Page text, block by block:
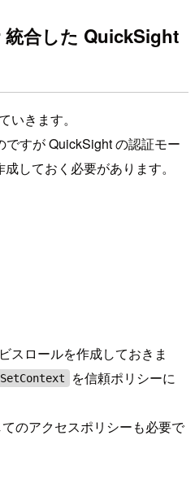
合した QuickSight
いきます。
すが QuickSight の認証モー
しておく必要があります。
スロールを作成しておきま
を信頼ポリシーに
のアクセスポリシーも必要で